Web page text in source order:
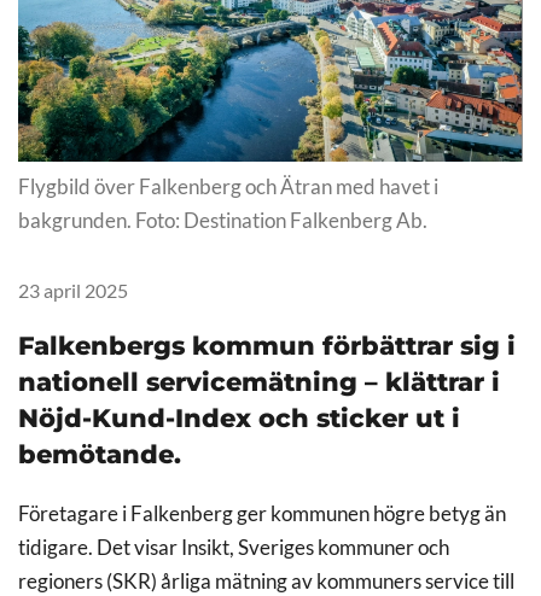
Flygbild över Falkenberg och Ätran med havet i
bakgrunden. Foto: Destination Falkenberg Ab.
23 april 2025
Falkenbergs kommun förbättrar sig i
nationell servicemätning – klättrar i
Nöjd-Kund-Index och sticker ut i
bemötande.
Företagare i Falkenberg ger kommunen högre betyg än
tidigare. Det visar Insikt, Sveriges kommuner och
regioners (SKR) årliga mätning av kommuners service till